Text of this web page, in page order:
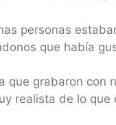
personas
que había
que grabaron
realista de lo